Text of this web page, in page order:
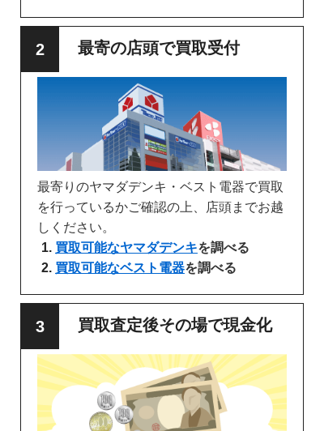
最寄の店頭で買取受付
最寄りのヤマダデンキ・ベスト電器で買取
を行っているかご確認の上、店頭までお越
しください。
買取可能なヤマダデンキを調べる
買取可能なベスト電器を調べる
買取査定後その場で現金化